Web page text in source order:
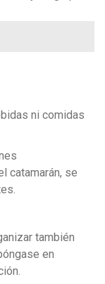
ni comidas
catamarán, se
también
en